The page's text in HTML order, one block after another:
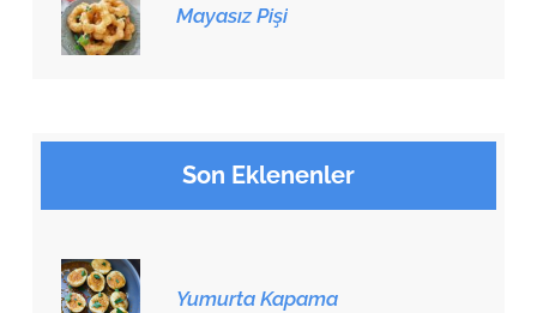
Mayasız Pişi
Son Eklenenler
Yumurta Kapama